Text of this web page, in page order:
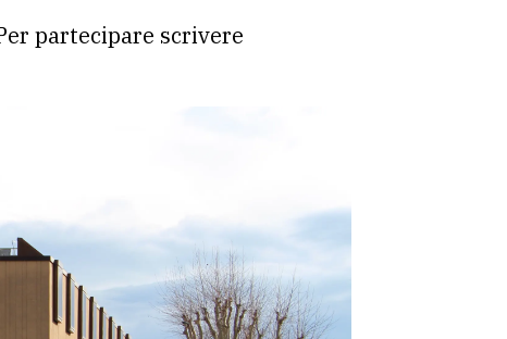
partecipare scrivere